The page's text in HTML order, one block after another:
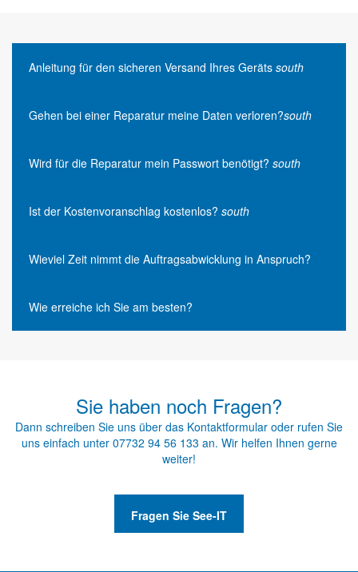
Anleitung für den sicheren Versand Ihres Geräts south
Gehen bei einer Reparatur meine Daten verloren?south
Wird für die Reparatur mein Passwort benötigt? south
Ist der Kostenvoranschlag kostenlos? south
Wieviel Zeit nimmt die Auftragsabwicklung in Anspruch?
Wie erreiche ich Sie am besten?
Sie haben noch Fragen?
Dann schreiben Sie uns über das Kontaktformular oder rufen Sie
uns einfach unter 07732 94 56 133 an. Wir helfen Ihnen gerne
weiter!
Fragen Sie See-IT